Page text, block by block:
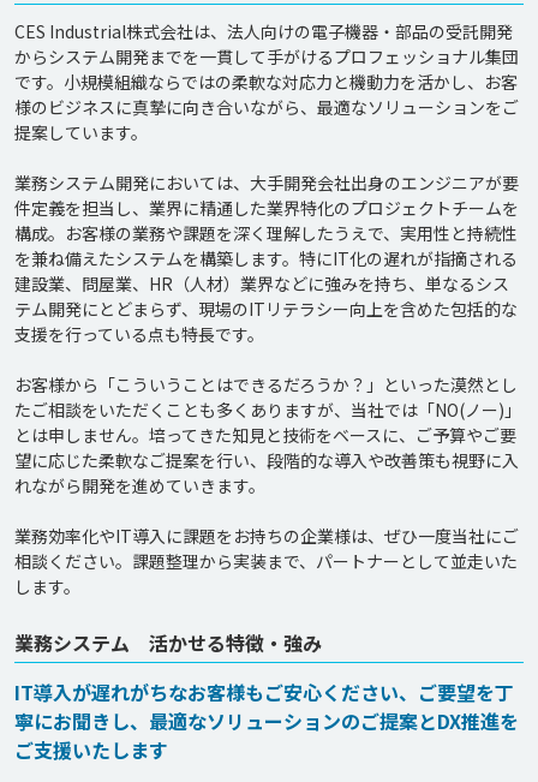
CES Industrial株式会社は、法人向けの電子機器・部品の受託開発
からシステム開発までを一貫して手がけるプロフェッショナル集団
です。小規模組織ならではの柔軟な対応力と機動力を活かし、お客
様のビジネスに真摯に向き合いながら、最適なソリューションをご
提案しています。
業務システム開発においては、大手開発会社出身のエンジニアが要
件定義を担当し、業界に精通した業界特化のプロジェクトチームを
構成。お客様の業務や課題を深く理解したうえで、実用性と持続性
を兼ね備えたシステムを構築します。特にIT化の遅れが指摘される
建設業、問屋業、HR（人材）業界などに強みを持ち、単なるシス
テム開発にとどまらず、現場のITリテラシー向上を含めた包括的な
支援を行っている点も特長です。
お客様から「こういうことはできるだろうか？」といった漠然とし
たご相談をいただくことも多くありますが、当社では「NO(ノー)」
とは申しません。培ってきた知見と技術をベースに、ご予算やご要
望に応じた柔軟なご提案を行い、段階的な導入や改善策も視野に入
れながら開発を進めていきます。
業務効率化やIT導入に課題をお持ちの企業様は、ぜひ一度当社にご
相談ください。課題整理から実装まで、パートナーとして並走いた
業務システム 活かせる特徴・強み
IT導入が遅れがちなお客様もご安心ください、ご要望を丁
寧にお聞きし、最適なソリューションのご提案とDX推進を
ご支援いたします